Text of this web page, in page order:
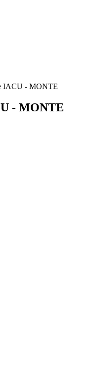
IACU - MONTE
- MONTE